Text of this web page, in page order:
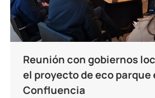
Reunión con gobiernos
el proyecto de eco parque
Confluencia